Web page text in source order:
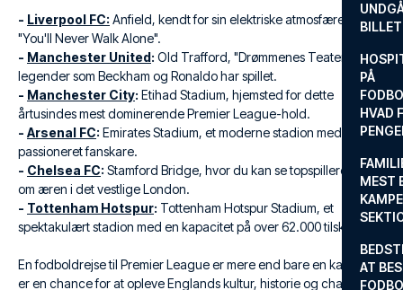
PÅ
HVAD
MEST
AT
- Liverpool FC: Anfield, kendt for sin elektriske atmosfære og
"You'll Never Walk Alone".
- Manchester United: Old Trafford, "Drømmenes Teater", hvor
legender som Beckham og Ronaldo har spillet.
- Manchester City: Etihad Stadium, hjemsted for dette
årtusindes mest dominerende Premier League-hold.
- Arsenal FC: Emirates Stadium, et moderne stadion med en
passioneret fanskare.
- Chelsea FC: Stamford Bridge, hvor du kan se topspillere dyste
om æren i det vestlige London.
- Tottenham Hotspur: Tottenham Hotspur Stadium, et
spektakulært stadion med en kapacitet på over 62.000 tilskuere.
En fodboldrejse til Premier League er mere end bare en kamp. Det
er en chance for at opleve Englands kultur, historie og charme.